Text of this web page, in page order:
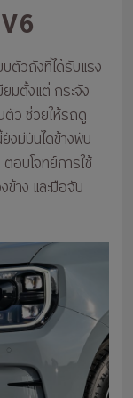
ตัวถังที่ได้รับแรง
มตั้งแต่ กระจัง
ตัว ช่วยให้รถดู
งมีบันไดข้างพับ
อบโจทย์การใช้
ข้าง และมือจับ